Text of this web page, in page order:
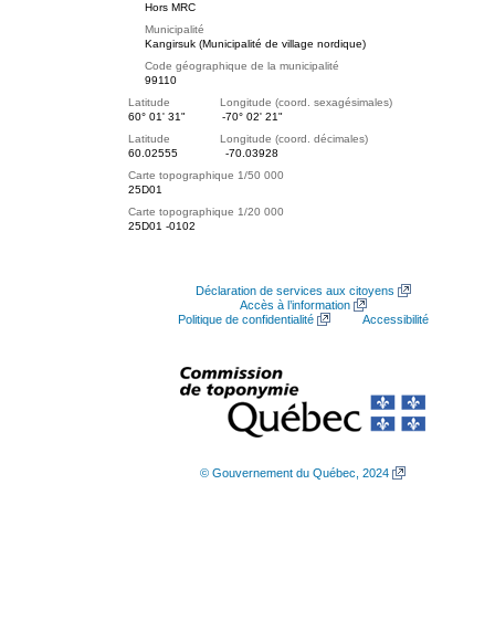
Hors MRC
Municipalité
Kangirsuk (Municipalité de village nordique)
Code géographique de la municipalité
99110
Latitude Longitude (coord. sexagésimales)
60° 01' 31"
-70° 02' 21"
Latitude Longitude (coord. décimales)
60.02555
-70.03928
Carte topographique 1/50 000
25D01
Carte topographique 1/20 000
25D01 -0102
Déclaration de services aux citoyens
Accès à l’information
Politique de confidentialité
Accessibilité
© Gouvernement du Québec, 2024